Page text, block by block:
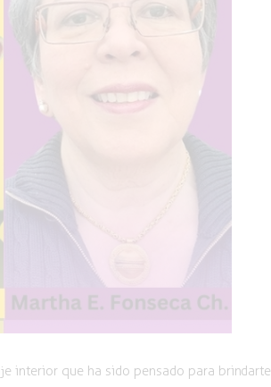
interior que ha sido pensado para brindarte